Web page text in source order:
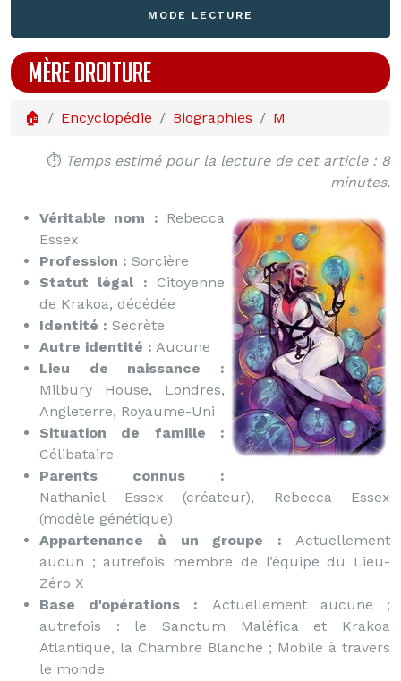
MODE LECTURE
MÈRE DROITURE
🏠 Encyclopédie Biographies M
⏱️ Temps estimé pour la lecture de cet article : 8
minutes.
Véritable nom : Rebecca
Essex
Profession : Sorcière
Statut légal : Citoyenne
de Krakoa, décédée
Identité : Secrète
Autre identité : Aucune
Lieu de naissance :
Milbury House, Londres,
Angleterre, Royaume-Uni
Situation de famille :
Célibataire
Parents connus :
Nathaniel Essex (créateur), Rebecca Essex
(modèle génétique)
Appartenance à un groupe : Actuellement
aucun ; autrefois membre de l’équipe du Lieu-
Zéro X
Base d'opérations : Actuellement aucune ;
autrefois : le Sanctum Maléfica et Krakoa
Atlantique, la Chambre Blanche ; Mobile à travers
le monde